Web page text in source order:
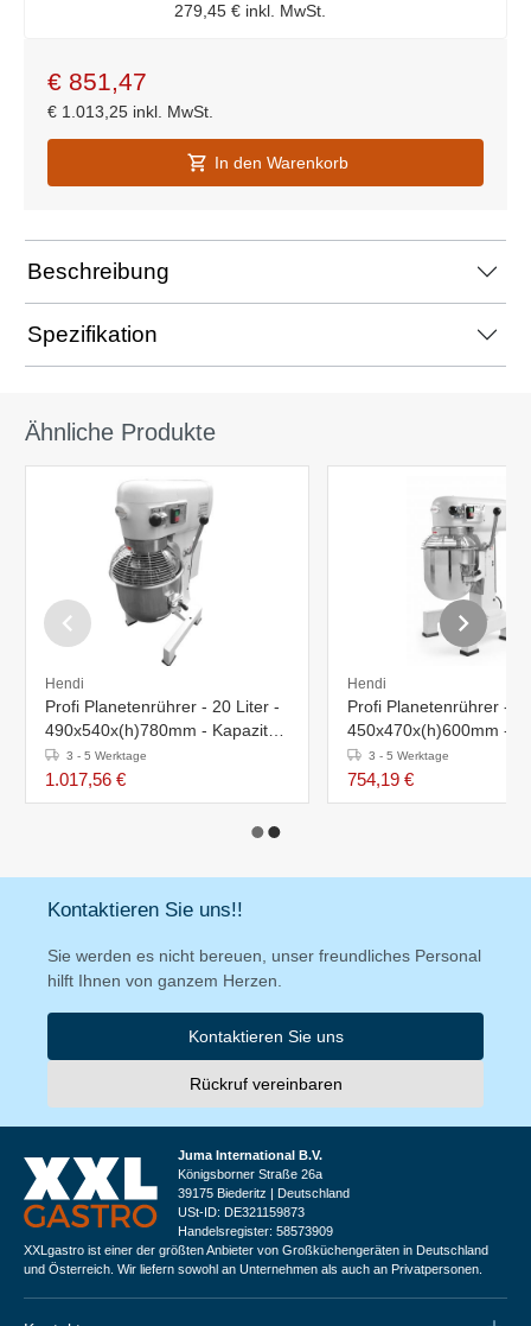
279,45 € inkl. MwSt.
€ 851,47
€ 1.013,25 inkl. MwSt.
In den Warenkorb
Beschreibung
Spezifikation
Ähnliche Produkte
Hendi
Profi Planetenrührer - 20 Liter -
490x540x(h)780mm - Kapazität
5 kg3 - 5 Werktage
1.017,56 €
Hendi
Profi Planetenrührer -
450x470x(h)600mm -
2,5 kg3 - 5 Werktage
754,19 €
Kontaktieren Sie uns!!
Sie werden es nicht bereuen, unser freundliches Personal
hilft Ihnen von ganzem Herzen.
Kontaktieren Sie uns
Rückruf vereinbaren
Juma International B.V.
Königsborner Straße 26a
39175 Biederitz | Deutschland
USt-ID: DE321159873
Handelsregister: 58573909
XXLgastro ist einer der größten Anbieter von Großküchengeräten in Deutschland
und Österreich. Wir liefern sowohl an Unternehmen als auch an Privatpersonen.